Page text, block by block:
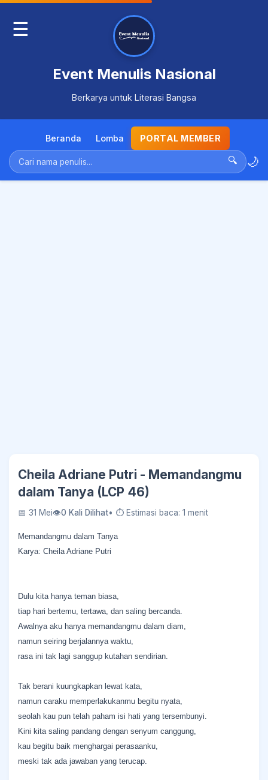
☰
Event Menulis Nasional
Berkarya untuk Literasi Bangsa
Beranda Lomba PORTAL MEMBER
🔍 🌙
Cheila Adriane Putri - Memandangmu
dalam Tanya (LCP 46)
📅 31 Mei👁0 Kali Dilihat• ⏱ Estimasi baca: 1 menit
Memandangmu dalam Tanya
Karya: Cheila Adriane Putri
Dulu kita hanya teman biasa,
tiap hari bertemu, tertawa, dan saling bercanda.
Awalnya aku hanya memandangmu dalam diam,
namun seiring berjalannya waktu,
rasa ini tak lagi sanggup kutahan sendirian.
Tak berani kuungkapkan lewat kata,
namun caraku memperlakukanmu begitu nyata,
seolah kau pun telah paham isi hati yang tersembunyi.
Kini kita saling pandang dengan senyum canggung,
kau begitu baik menghargai perasaanku,
meski tak ada jawaban yang terucap.